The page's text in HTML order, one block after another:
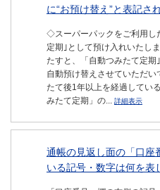
に“お預け替え”と表記さ
◇スーパーパックをご利用し
定期｣として預け入れいたし
たすと、「自動つみたて定
自動預け替えさせていただ
たて後1年以上を経過してい
みたて定期」の... 詳細表示
通帳の見返し面の「口座
いる記号・数字は何を表